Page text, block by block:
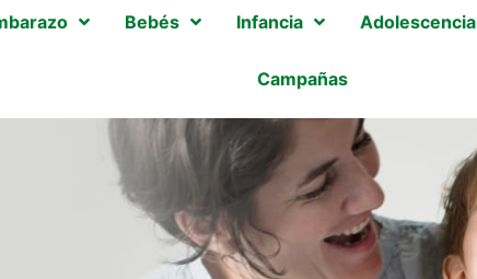
Bebés Infancia Adolescencia
Campañas